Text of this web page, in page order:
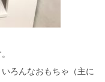
ろんなおもちゃ（主に